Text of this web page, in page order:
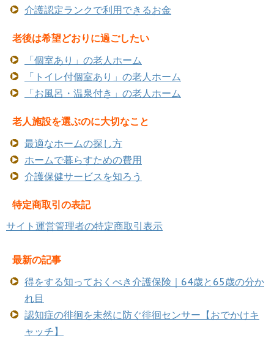
介護認定ランクで利用できるお金
老後は希望どおりに過ごしたい
「個室あり」の老人ホーム
「トイレ付個室あり」の老人ホーム
「お風呂・温泉付き」の老人ホーム
老人施設を選ぶのに大切なこと
最適なホームの探し方
ホームで暮らすための費用
介護保健サービスを知ろう
特定商取引の表記
サイト運営管理者の特定商取引表示
最新の記事
得をする知っておくべき介護保険｜64歳と65歳の分か
れ目
認知症の徘徊を未然に防ぐ徘徊センサー【おでかけキ
ャッチ】